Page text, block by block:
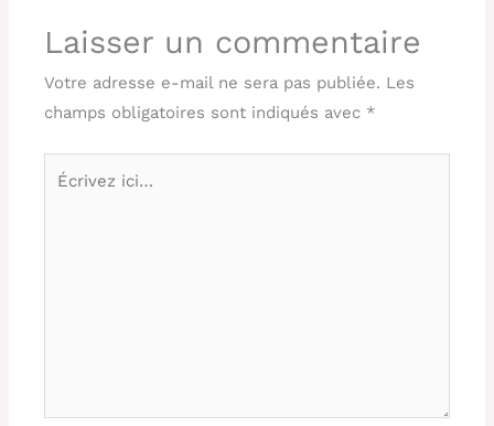
Laisser un commentaire
Votre adresse e-mail ne sera pas publiée. Les
champs obligatoires sont indiqués avec *
Écrivez